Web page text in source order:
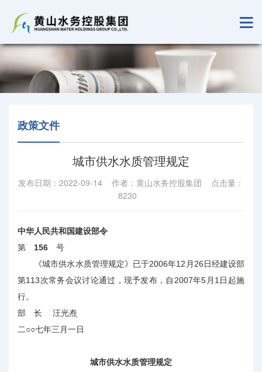
政策文件
城市供水水质管理规定
发布日期：2022-09-14 作者：黄山水务控股集团 点击量：
8230
中华人民共和国建设部令
第 156 号
《城市供水水质管理规定》已于2006年12月26日经建设部
第113次常务会议讨论通过，现予发布，自2007年5月1日起施
行。
部 长 汪光焘
二○○七年三月一日
城市供水水质管理规定